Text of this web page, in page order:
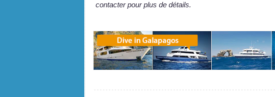
contacter pour plus de détails.